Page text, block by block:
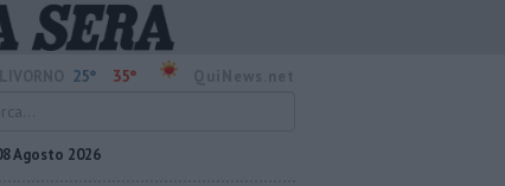
25° 35°
Agosto 2026